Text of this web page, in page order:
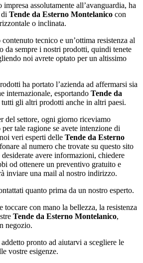
assolutamente all’avanguardia, ha
Tende da Esterno Montelanico con
o inclinata.
tecnico e un’ottima resistenza al
da sempre i nostri prodotti, quindi tenete
noi avrete optato per un altissimo
ha portato l’azienda ad affermarsi sia
internazionale, esportando Tende da
tutti gli altri prodotti anche in altri paesi.
del settore, ogni giorno riceviamo
tale ragione se avete intenzione di
veri esperti delle Tende da Esterno
al numero che trovate su questo sito
avere informazioni, chiedere
od ottenere un preventivo gratuito e
inviare una mail al nostro indirizzo.
quanto prima da un nostro esperto.
toccare con mano la bellezza, la resistenza
Tende da Esterno Montelanico,
negozio.
pronto ad aiutarvi a scegliere le
vostre esigenze.